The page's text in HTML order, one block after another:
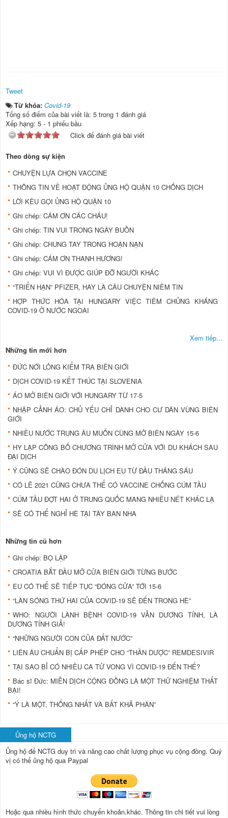
Tweet
Từ khóa: Covid-19
Tổng số điểm của bài viết là: 5 trong 1 đánh giá
Xếp hạng: 5 - 1 phiếu bầu
Click để đánh giá bài viết
Theo dòng sự kiện
CHUYỆN LỰA CHỌN VACCINE
THÔNG TIN VỀ HOẠT ĐỘNG ỦNG HỘ QUẬN 10 CHỐNG DỊCH
LỜI KÊU GỌI ỦNG HỘ QUẬN 10
Ghi chép: CÁM ƠN CÁC CHÁU!
Ghi chép: TIN VUI TRONG NGÀY BUỒN
Ghi chép: CHUNG TAY TRONG HOẠN NẠN
Ghi chép: CÁM ƠN THANH HƯƠNG!
Ghi chép: VUI VÌ ĐƯỢC GIÚP ĐỠ NGƯỜI KHÁC
“TRIỂN HẠN” PFIZER, HAY LÀ CÂU CHUYỆN NIỀM TIN
HỢP THỨC HÓA TẠI HUNGARY VIỆC TIÊM CHỦNG KHÁNG
COVID-19 Ở NƯỚC NGOÀI
Xem tiếp...
Những tin mới hơn
ĐỨC NỚI LỎNG KIỂM TRA BIÊN GIỚI
DỊCH COVID-19 KẾT THÚC TẠI SLOVENIA
ÁO MỞ BIÊN GIỚI VỚI HUNGARY TỪ 17-5
NHẬP CẢNH ÁO: CHỦ YẾU CHỈ DÀNH CHO CƯ DÂN VÙNG BIÊN
GIỚI
NHIỀU NƯỚC TRUNG ÂU MUỐN CÙNG MỞ BIÊN NGÀY 15-6
HY LẠP CÔNG BỐ CHƯƠNG TRÌNH MỞ CỬA VỚI DU KHÁCH SAU
ĐẠI DỊCH
Ý CŨNG SẼ CHÀO ĐÓN DU LỊCH EU TỪ ĐẦU THÁNG SÁU
CÓ LẼ 2021 CŨNG CHƯA THỂ CÓ VACCINE CHỐNG CÚM TẦU
CÚM TẦU ĐỢT HAI Ở TRUNG QUỐC MANG NHIỀU NÉT KHÁC LẠ
SẼ CÓ THỂ NGHỈ HÈ TẠI TÂY BAN NHA
Những tin cũ hơn
Ghi chép: BỌ LẬP
CROATIA BẮT ĐẦU MỞ CỬA BIÊN GIỚI TỪNG BƯỚC
EU CÓ THỂ SẼ TIẾP TỤC “ĐÓNG CỬA” TỚI 15-6
“LÀN SÓNG THỨ HAI CỦA COVID-19 SẼ ĐẾN TRONG HÈ”
WHO: NGƯỜI LÀNH BỆNH COVID-19 VẪN DƯƠNG TÍNH, LÀ
DƯƠNG TÍNH GIẢ!
“NHỮNG NGƯỜI CON CỦA ĐẤT NƯỚC”
LIÊN ÂU CHUẨN BỊ CẤP PHÉP CHO “THẦN DƯỢC” REMDESIVIR
TẠI SAO BỈ CÓ NHIỀU CA TỬ VONG VÌ COVID-19 ĐẾN THẾ?
Bác sĩ Đức: MIỄN DỊCH CỘNG ĐỒNG LÀ MỘT THỬ NGHIỆM THẤT
BẠI!
“Ý LÀ MỘT, THỐNG NHẤT VÀ BẤT KHẢ PHÂN”
Ủng hộ NCTG
Ủng hộ để NCTG duy trì và nâng cao chất lượng phục vụ cộng đồng. Quý
vị có thể ủng hộ qua Paypal
Hoặc qua nhiều hình thức chuyển khoản.khác. Thông tin chi tiết vui lòng